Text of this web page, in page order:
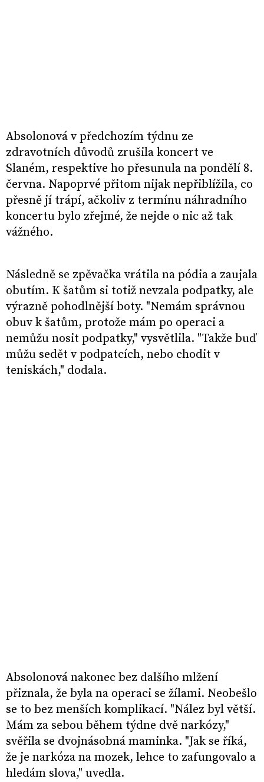
Absolonová v předchozím týdnu ze
zdravotních důvodů zrušila koncert ve
Slaném, respektive ho přesunula na pondělí 8.
června. Napoprvé přitom nijak nepřiblížila, co
přesně jí trápí, ačkoliv z termínu náhradního
koncertu bylo zřejmé, že nejde o nic až tak
vážného.
Následně se zpěvačka vrátila na pódia a zaujala
obutím. K šatům si totiž nevzala podpatky, ale
výrazně pohodlnější boty. "Nemám správnou
obuv k šatům, protože mám po operaci a
nemůžu nosit podpatky," vysvětlila. "Takže buď
můžu sedět v podpatcích, nebo chodit v
teniskách," dodala.
Absolonová nakonec bez dalšího mlžení
přiznala, že byla na operaci se žílami. Neobešlo
se to bez menších komplikací. "Nález byl větší.
Mám za sebou během týdne dvě narkózy,"
svěřila se dvojnásobná maminka. "Jak se říká,
že je narkóza na mozek, lehce to zafungovalo a
hledám slova," uvedla.